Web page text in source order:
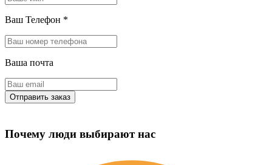
Ваш Телефон *
Ваша почта
Почему люди выбирают нас